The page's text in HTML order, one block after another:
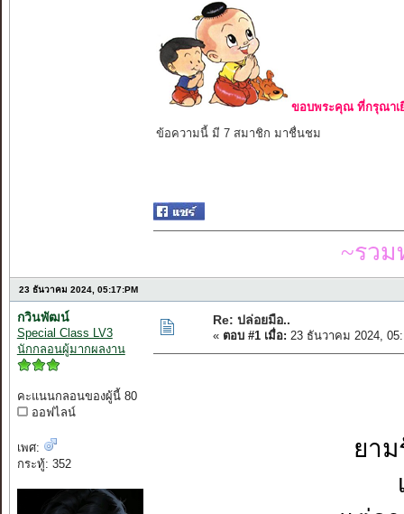
ขอบพระคุณ ที่กรุณาเ
ข้อความนี้ มี 7 สมาชิก มาชื่นชม
~รวม
23 ธันวาคม 2024, 05:17:PM
กวินพัฒน์
Special Class LV3
นักกลอนผู้มากผลงาน
คะแนนกลอนของผู้นี้ 80
ออฟไลน์
เพศ:
กระทู้: 352
Re: ปล่อยมือ..
« ตอบ #1 เมื่อ: 23 ธันวาคม 2024,
ยา